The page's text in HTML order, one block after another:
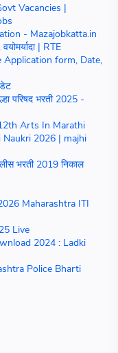
Vacancies |
- Mazajobkatta.in
| RTE
form, Date,
परिषद भरती 2025 -
12th Arts In Marathi
2026 | majhi
भरती 2019 निकाल
2026 Maharashtra ITI
Live
2024 : Ladki
Police Bharti